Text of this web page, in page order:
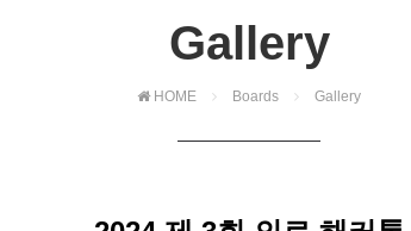
Gallery
HOME Boards Gallery